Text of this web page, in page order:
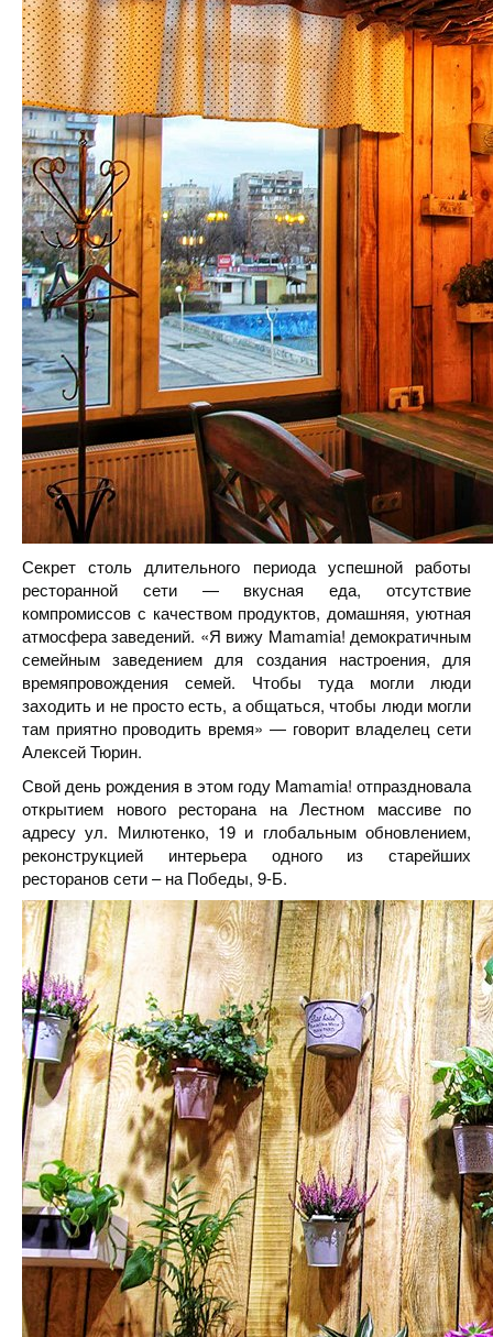
Секрет столь длительного периода успешной работы
ресторанной сети — вкусная еда, отсутствие
компромиссов с качеством продуктов, домашняя, уютная
атмосфера заведений. «Я вижу Mamamia! демократичным
семейным заведением для создания настроения, для
времяпровождения семей. Чтобы туда могли люди
заходить и не просто есть, а общаться, чтобы люди могли
там приятно проводить время» — говорит владелец сети
Алексей Тюрин.
Свой день рождения в этом году Mamamia! отпраздновала
открытием нового ресторана на Лестном массиве по
адресу ул. Милютенко, 19 и глобальным обновлением,
реконструкцией интерьера одного из старейших
ресторанов сети – на Победы, 9-Б.